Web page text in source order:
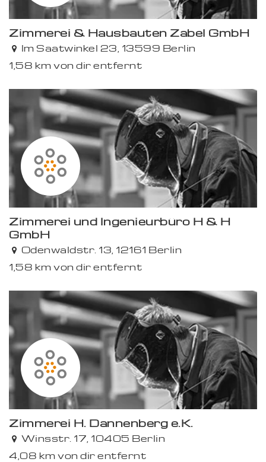
Zimmerei & Hausbauten Zabel GmbH
Im Saatwinkel 23, 13599 Berlin
1,58 km von dir entfernt
Zimmerei und Ingenieurbüro H & H
GmbH
Odenwaldstr. 13, 12161 Berlin
1,58 km von dir entfernt
Zimmerei H. Dannenberg e.K.
Winsstr. 17, 10405 Berlin
4,08 km von dir entfernt